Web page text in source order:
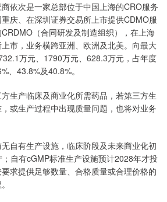
次是一家总部位于中国上海的CRO服务
庆、在深圳证券交易所上市提供CDMO服
（合同研发及制造组织），在上海
市，业务横跨亚洲、欧洲及北美。向最大
万元、1790万元、628.3万元，占年度
、43.8%及40.8%。
产临床及商业化所需药品，若第三方生
或生产过程中出现质量问题，也将对业务
有生产设施，临床阶段及未来商业化初
自有cGMP标准生产设施预计2028年才投
求提供足够数量、合格质量或合理价格的